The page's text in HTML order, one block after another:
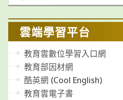
類
雲端學習平台
教育雲數位學習入口網
教育部因材網
酷英網 (Cool English)
教育雲電子書